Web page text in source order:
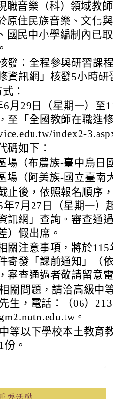
職音樂（科）領域教
原住民族音樂、文化
國民中小學編制內已
發：全程參與研習課
資訊網」核發5小時研
：
6月29日（星期一）至
至「全國教師在職進
index2-
碼如下：
場（布農族-臺中烏日
場（阿美族-國立臺南
止後，依照報名順序
年7月27日（星期一）
訊網」查詢。審查通
）假出席。
關注意事項，將於
寄發「課前通知」（
審查通過者敬請留意
關問題，請洽高級中
生，電話：（06）
。
等以下學校本土教育
份。
要活動